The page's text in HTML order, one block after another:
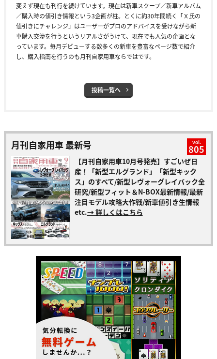
変えず現在も刊行を続けています。現在は新車スクープ／新車アルバム
／購入時の値引き情報という3企画が柱。とくに約30年間続く「Ｘ氏の
値引きにチャレンジ」はユーザーがプロのアドバイスを受けながら新
車購入交渉を行うというリアルさがうけて、現在でも人気の企画とな
っています。毎月デビューする数多くの新車を豊富なページ数で紹介
し、購入指南を行うのも月刊自家用車ならではです。
投稿一覧へ
月刊自家用車 最新号 vol.
805
【月刊自家用車10月号発売】すごいぜ日
産！「新型エルグランド」「新型キック
ス」のすべて/新型レヴォーグレイバック全
研究/新型フィット＆N-BOX最新情報/最新
注目モデル攻略大作戦/新車値引き生情報
etc.→ 詳しくはこちら